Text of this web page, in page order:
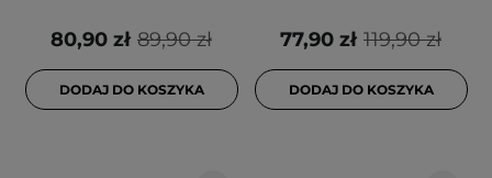
89,90 zł
80,90 zł
DODAJ DO KOSZYKA
119,90 zł
77,90 zł
DODAJ DO KOSZYKA